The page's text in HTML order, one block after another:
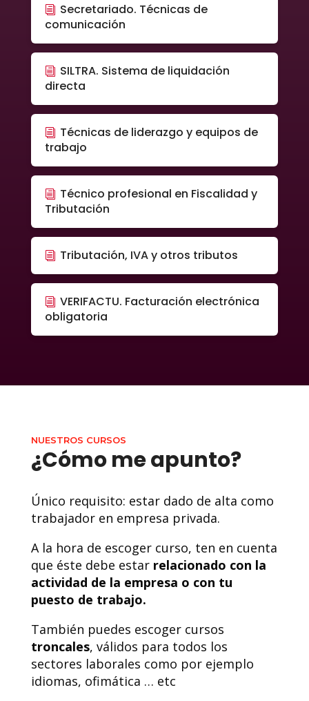
Secretariado. Técnicas de
comunicación
SILTRA. Sistema de liquidación
directa
Técnicas de liderazgo y equipos de
trabajo
Técnico profesional en Fiscalidad y
Tributación
Tributación, IVA y otros tributos
VERIFACTU. Facturación electrónica
obligatoria
NUESTROS CURSOS
¿Cómo me apunto?
Único requisito: estar dado de alta como
trabajador en empresa privada.
A la hora de escoger curso, ten en cuenta
que éste debe estar relacionado con la
actividad de la empresa o con tu
puesto de trabajo.
También puedes escoger cursos
troncales, válidos para todos los
sectores laborales como por ejemplo
idiomas, ofimática … etc